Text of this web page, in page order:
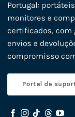
Portugal:
monitores e
certificados, com
envios e
compromisso
Portal de